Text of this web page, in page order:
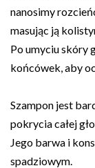
nanosimy
masując ją
Po umyciu skóry
końcówek, aby
Szampon jest
pokrycia całej
Jego barwa i
spadziowym.